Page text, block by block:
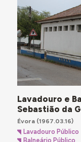
Lavadouro e
Sebastião da
Évora(1967.03.16)
Lavadouro Público
Balneário Público